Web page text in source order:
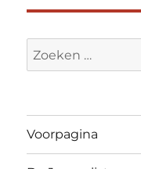
Zoeken
naar:
Voorpagina